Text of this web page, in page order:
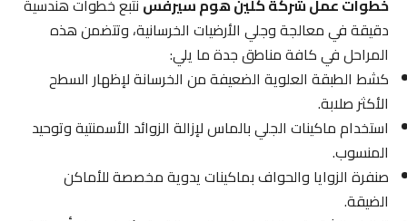
خطوات عمل شركة كلين هوم سيرفسنتبع خطوات هندسية
دقيقة في معالجة وجلي الأرضيات الخرسانية، وتتضمن هذه
المراحل في كافة مناطق جدة ما يلي:
كشط الطبقة العلوية الضعيفة من الخرسانة لإظهار السطح
الأكثر صلابة.
استخدام ماكينات الجلي بالماس لإزالة الزوائد الأسمنتية وتوحيد
المنسوب.
صنفرة الزوايا والحواف بماكينات يدوية مخصصة للأماكن
الضيقة.